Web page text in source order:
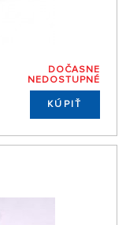
DOČASNE
NEDOSTUPNÉ
KÚPIŤ